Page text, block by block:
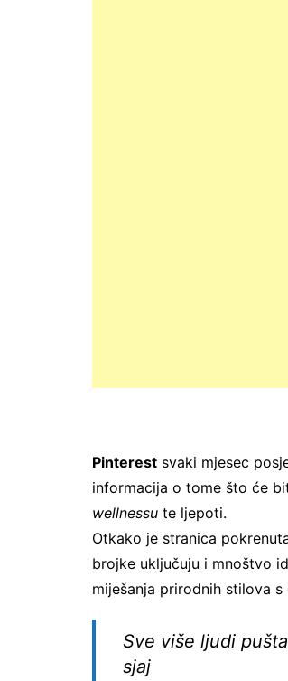
Pinterest svaki mjesec
informacija o tome što će
wellnessu te ljepoti.
Otkako je stranica
brojke uključuju i mnoštvo
miješanja prirodnih stilova
Sve više ljudi
sjaj